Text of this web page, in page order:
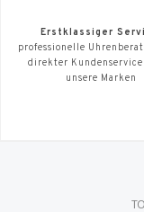
Erstklassiger
professionelle
direkter Kundenservice
unsere Marken